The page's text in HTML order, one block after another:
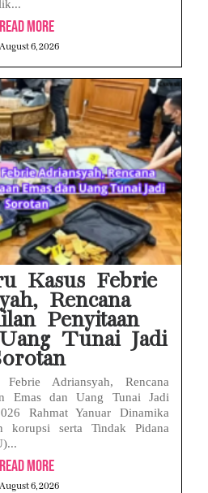
Read More
August 6, 2026
Kasus Febrie
Rencana
Penyitaan
Tunai Jadi
Adriansyah, Rencana
Emas dan Uang Tunai Jadi
Rahmat Yanuar Dinamika
korupsi serta Tindak Pidana
Read More
August 6, 2026